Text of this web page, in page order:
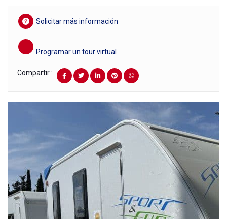
Solicitar más información
Programar un tour virtual
Compartir :